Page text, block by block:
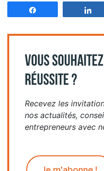
VOUS
RÉUSSITE ?
Recevez les
nos actualités,
entrepreneurs avec